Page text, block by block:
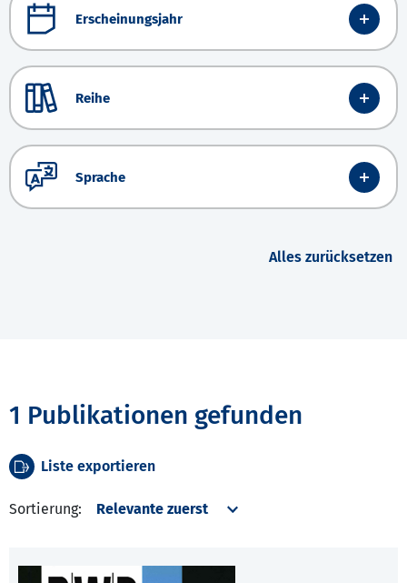
Erscheinungsjahr
Reihe
Sprache
Alles zurücksetzen
1 Publikationen gefunden
Liste exportieren
Sortierung: